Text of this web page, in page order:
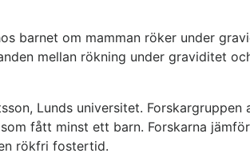
barnet om mamman röker under
mellan rökning under graviditet
Lunds universitet.
fått minst ett barn. Forskarna
rökfri fostertid.